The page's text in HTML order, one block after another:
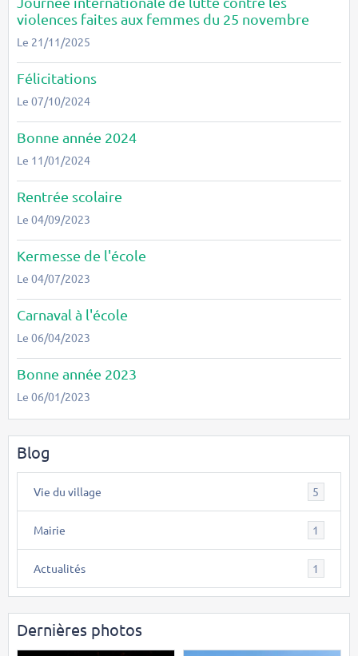
violences faites aux femmes du 25 novembre
Le 21/11/2025
Félicitations
Le 07/10/2024
Bonne année 2024
Le 11/01/2024
Rentrée scolaire
Le 04/09/2023
Kermesse de l'école
Le 04/07/2023
Carnaval à l'école
Le 06/04/2023
Bonne année 2023
Le 06/01/2023
Blog
Vie du village 5
Mairie 1
Actualités 1
Dernières photos